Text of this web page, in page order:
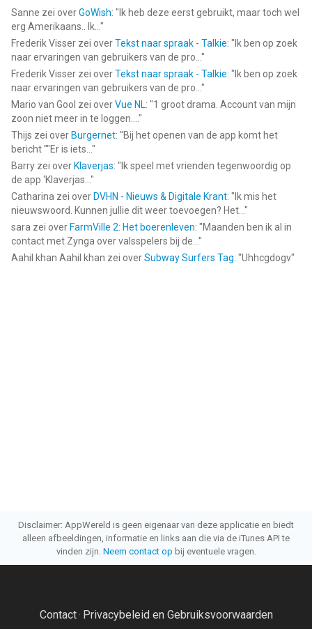
Sanne zei overGoWish: " Ik heb deze eerst gebruikt, maar toch wel
erg Amerikaans.. Ik... "
Frederik Visser zei overTekst naar spraak - Talkie: " Ik ben op zoek
naar ervaringen van gebruikers van de pro... "
Frederik Visser zei overTekst naar spraak - Talkie: " Ik ben op zoek
naar ervaringen van gebruikers van de pro... "
Mario van Gool zei overVue NL: "1 groot drama. Account van mijn
zoon niet meer in te loggen.... "
Thijs zei over Burgernet: "Bij het openen van de app komt het
bericht ""Er is iets... "
Barry zei over Klaverjas: " Ik speel met vrienden tegenwoordig op
de app ‘Klaverjas... "
Catharina zei over DVHN - Nieuws & Digitale Krant: " Ik mis het
nieuwswoord. Kunnen jullie dit weer toevoegen? Het... "
sara zei over FarmVille 2: Het boerenleven: "Maanden ben ik al in
contact met Zynga over valsspelers bij de... "
Aahil khan Aahil khan zei overSubway Surfers Tag: "Uhhcgdogv"
Disclaimer: AppWereld is geen eigenaar van deze applicatie en biedt
alleen afbeeldingen, informatie en links aan die via de iTunes API te
vinden zijn. Neem contact op bij eventuele vragen.
Contact· Privacybeleid en Gebruiksvoorwaarden